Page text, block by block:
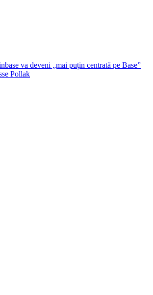
va deveni „mai puțin centrată pe Base”
Pollak